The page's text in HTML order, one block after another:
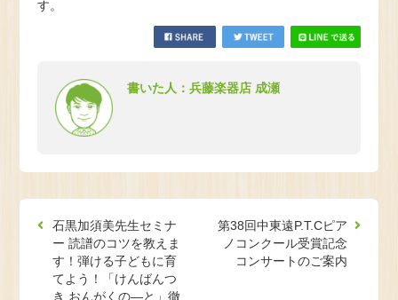
す。
書いた人：兵藤楽器店 成瀬
石黒加須美先生セミナ
ー 読譜のコツを教えま
す！弾ける子どもに育
てよう！「けんばんつ
き おんがくの―と」徹
第38回中東遠P.T.Cピア
ノコンクール受賞記念
コンサートのご案内